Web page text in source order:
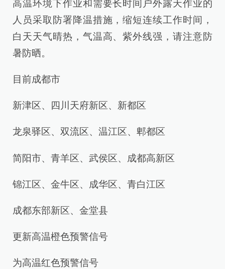
高温环境下作业和需要长时间户外露天作业的
人员采取防署降温措施，缩短连续工作时间，
白天天气晴热，气温高、紫外线强，请注意防
暑防晒。
目前成都市
新津区、四川天府新区、新都区
龙泉驿区、双流区、温江区、郫都区
简阳市、青羊区、武侯区、成都高新区
锦江区、金牛区、成华区、青白江区
成都东部新区、金堂县
更新高温橙色预警信号
为高温红色预警信号